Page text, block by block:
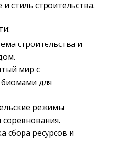
стиль строительства.
строительства и
мир с
для
режимы
соревнования.
сбора ресурсов и